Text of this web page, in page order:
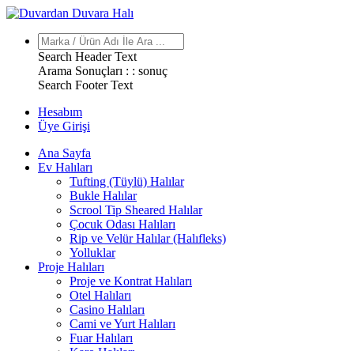
Search Header Text
Arama Sonuçları : : sonuç
Search Footer Text
Hesabım
Üye Girişi
Ana Sayfa
Ev Halıları
Tufting (Tüylü) Halılar
Bukle Halılar
Scrool Tip Sheared Halılar
Çocuk Odası Halıları
Rip ve Velür Halılar (Halıfleks)
Yolluklar
Proje Halıları
Proje ve Kontrat Halıları
Otel Halıları
Casino Halıları
Cami ve Yurt Halıları
Fuar Halıları